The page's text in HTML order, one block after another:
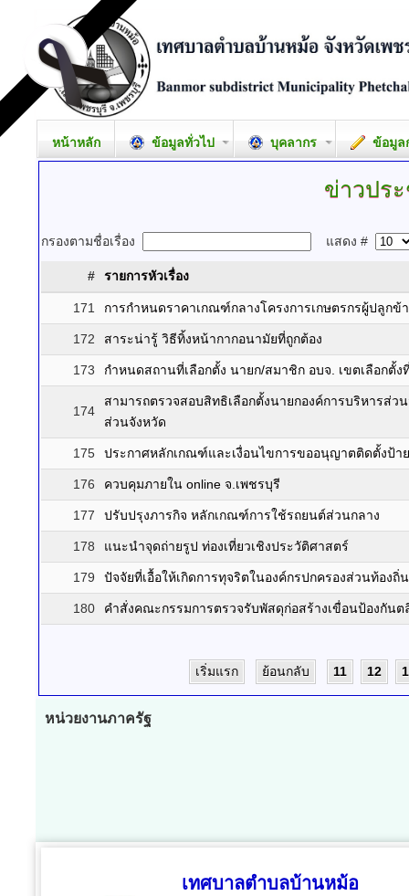
หน้าหลัก ข้อมูลทั่วไป บุคลากร ข้อมูล
ข่าวปร
กรองตามชื่อเรื่อง แสดง #
# รายการหัวเรื่อง
171 การกำหนดราคาเกณฑ์กลางโครงการเกษตรกรผู้ปลูกข้
172 สาระน่ารู้ วิธีทิ้งหน้ากากอนามัยที่ถูกต้อง
173 กำหนดสถานที่เลือกตั้ง นายก/สมาชิก อบจ. เขตเลือกตั้ง
174
สามารถตรวจสอบสิทธิเลือกตั้งนายกองค์การบริหารส่
ส่วนจังหวัด
175 ประกาศหลักเกณฑ์และเงื่อนไขการขออนุญาตติดตั้งป้
176 ควบคุมภายใน online จ.เพชรบุรี
177 ปรับปรุงภารกิจ หลักเกณฑ์การใช้รถยนต์ส่วนกลาง
178 แนะนำจุดถ่ายรูป ท่องเที่ยวเชิงประวัติศาสตร์
179 ปัจจัยที่เอื้อให้เกิดการทุจริตในองค์กรปกครองส่วนท้องถิ่น
180 คำสั่งคณะกรรมการตรวจรับพัสดุก่อสร้างเขื่อนป้องกันต
เริ่มแรก ย้อนกลับ 11 12
หน่วยงานภาครัฐ
เทศบาลตำบลบ้านหม้อ